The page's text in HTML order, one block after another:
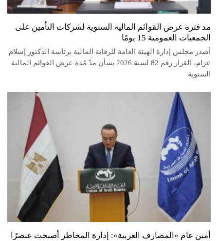
مد فترة عرض القوائم المالية السنوية لشركات التأمين على
الجمعيات العمومية 15 يومًا
أصدر مجلس إدارة الهيئة العامة للرقابة المالية برئاسة الدكتور إسلام
عزام، القرار رقم 82 لسنة 2026 بشأن مدّ مُدة عرض القوائم المالية
السنوية
أمين عام «المصارف العربية»: إدارة المخاطر أصبحت عنصرًا